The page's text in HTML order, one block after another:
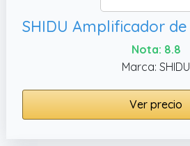
Nota: 8.8
Marca: SHIDU
Ver precio